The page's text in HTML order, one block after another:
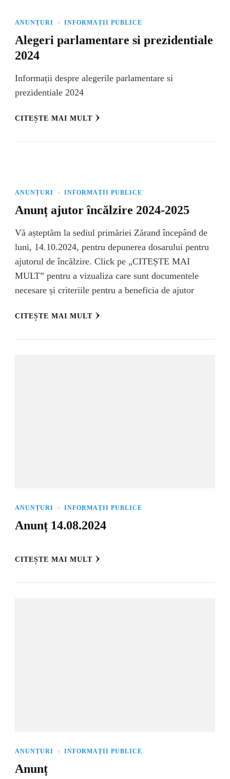
ANUNȚURI INFORMAȚII PUBLICE
Alegeri parlamentare si prezidentiale
2024
Informații despre alegerile parlamentare si
prezidentiale 2024
CITEȘTE MAI MULT
ANUNȚURI INFORMAȚII PUBLICE
Anunț ajutor încălzire 2024-2025
Vă așteptăm la sediul primăriei Zărand începând de
luni, 14.10.2024, pentru depunerea dosarului pentru
ajutorul de încălzire. Click pe „CITEȘTE MAI
MULT” pentru a vizualiza care sunt documentele
necesare și criteriile pentru a beneficia de ajutor
CITEȘTE MAI MULT
ANUNȚURI INFORMAȚII PUBLICE
Anunț 14.08.2024
CITEȘTE MAI MULT
ANUNȚURI INFORMAȚII PUBLICE
Anunț